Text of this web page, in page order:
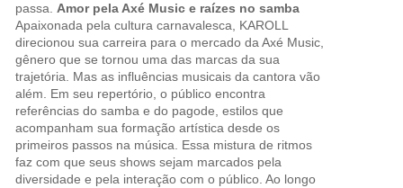
passa. Amor pela Axé Music e raízes no samba
Apaixonada pela cultura carnavalesca, KAROLL
direcionou sua carreira para o mercado da Axé Music,
gênero que se tornou uma das marcas da sua
trajetória. Mas as influências musicais da cantora vão
além. Em seu repertório, o público encontra
referências do samba e do pagode, estilos que
acompanham sua formação artística desde os
primeiros passos na música. Essa mistura de ritmos
faz com que seus shows sejam marcados pela
diversidade e pela interação com o público. Ao longo